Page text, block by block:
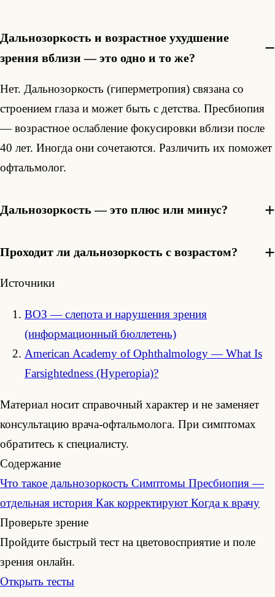
Дальнозоркость и возрастное ухудшение
зрения вблизи — это одно и то же?
Нет. Дальнозоркость (гиперметропия) связана со
строением глаза и может быть с детства. Пресбиопия
— возрастное ослабление фокусировки вблизи после
40 лет. Иногда они сочетаются. Различить их поможет
офтальмолог.
Дальнозоркость — это плюс или минус?
Проходит ли дальнозоркость с возрастом?
Источники
ВОЗ — слепота и нарушения зрения
(информационный бюллетень)
American Academy of Ophthalmology — What Is
Farsightedness (Hyperopia)?
Материал носит справочный характер и не заменяет
консультацию врача-офтальмолога. При симптомах
обратитесь к специалисту.
Содержание
Что такое дальнозоркость Симптомы Пресбиопия —
отдельная история Как корректируют Когда к врачу
Проверьте зрение
Пройдите быстрый тест на цветовосприятие и поле
зрения онлайн.
Открыть тесты